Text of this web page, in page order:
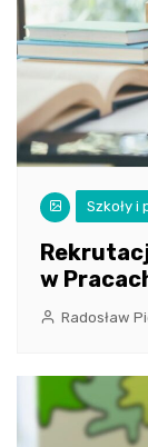
Szkoły i
w
Radosław